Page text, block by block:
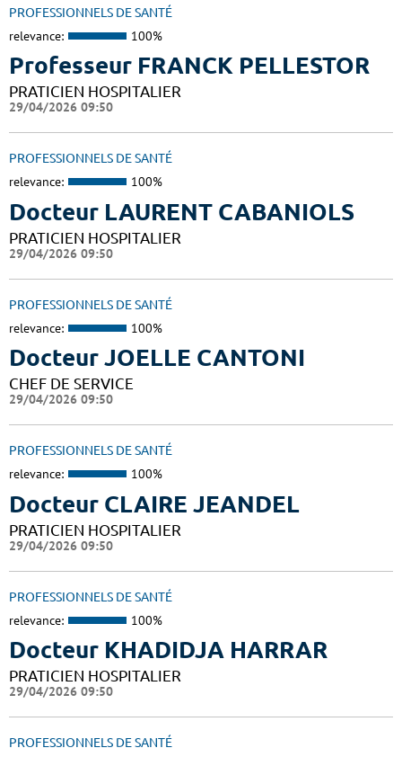
PROFESSIONNELS DE SANTÉ
relevance: 100%
Professeur FRANCK PELLESTOR
PRATICIEN HOSPITALIER
29/04/2026 09:50
PROFESSIONNELS DE SANTÉ
relevance: 100%
Docteur LAURENT CABANIOLS
PRATICIEN HOSPITALIER
29/04/2026 09:50
PROFESSIONNELS DE SANTÉ
relevance: 100%
Docteur JOELLE CANTONI
CHEF DE SERVICE
29/04/2026 09:50
PROFESSIONNELS DE SANTÉ
relevance: 100%
Docteur CLAIRE JEANDEL
PRATICIEN HOSPITALIER
29/04/2026 09:50
PROFESSIONNELS DE SANTÉ
relevance: 100%
Docteur KHADIDJA HARRAR
PRATICIEN HOSPITALIER
29/04/2026 09:50
PROFESSIONNELS DE SANTÉ